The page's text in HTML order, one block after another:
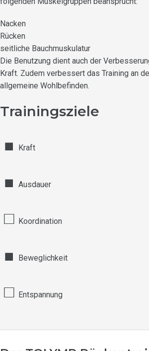
Nacken
Rücken
seitliche Bauchmuskulatur
Die Benutzung dient auch der
Kraft. Zudem verbessert das Training an
allgemeine Wohlbefinden.
Trainingsziele
■ Kraft
■ Ausdauer
□ Koordination
■ Beweglichkeit
□ Entspannung